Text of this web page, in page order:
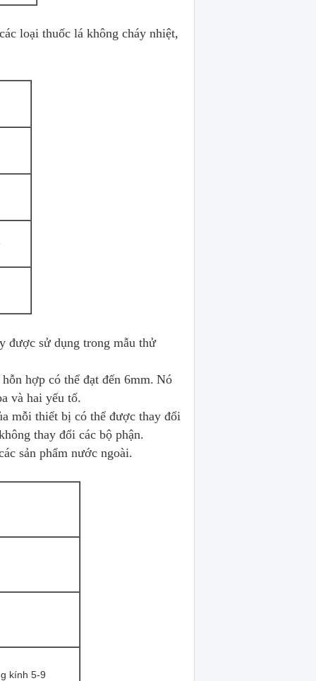
loại thuốc lá không cháy nhiệt,
được sử dụng trong mẫu thử
hợp có thể đạt đến 6mm. Nó
và hai yếu tố.
mỗi thiết bị có thể được thay đổi
thay đổi các bộ phận.
sản phẩm nước ngoài.
kính 5-9